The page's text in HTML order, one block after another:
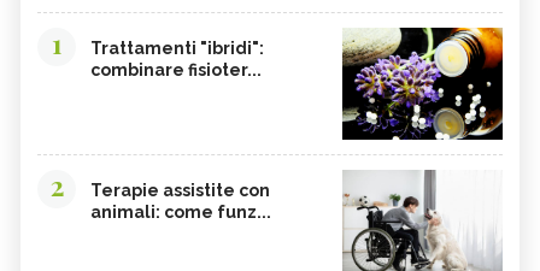
1
Trattamenti "ibridi":
combinare fisioter...
2
Terapie assistite con
animali: come funz...